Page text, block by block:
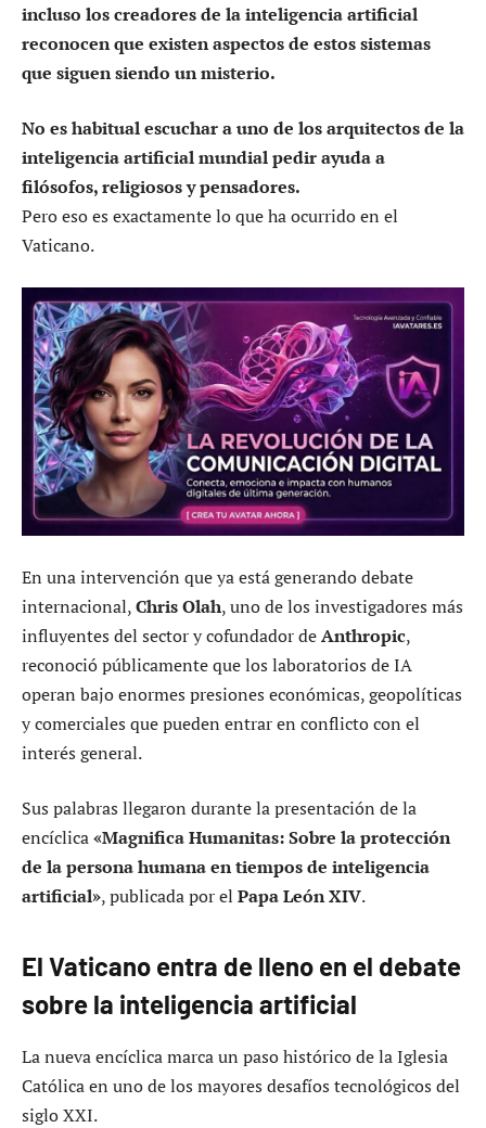
incluso los creadores de la inteligencia artificial
reconocen que existen aspectos de estos sistemas
que siguen siendo un misterio.
No es habitual escuchar a uno de los arquitectos de la
inteligencia artificial mundial pedir ayuda a
filósofos, religiosos y pensadores.
Pero eso es exactamente lo que ha ocurrido en el
Vaticano.
En una intervención que ya está generando debate
internacional,Chris Olah, uno de los investigadores más
influyentes del sector y cofundador deAnthropic,
reconoció públicamente que los laboratorios de IA
operan bajo enormes presiones económicas, geopolíticas
y comerciales que pueden entrar en conflicto con el
interés general.
Sus palabras llegaron durante la presentación de la
encíclica«Magnifica Humanitas: Sobre la protección
de la persona humana en tiempos de inteligencia
artificial», publicada por el Papa León XIV.
El Vaticano entra de lleno en el debate
sobre la inteligencia artificial
La nueva encíclica marca un paso histórico de la Iglesia
Católica en uno de los mayores desafíos tecnológicos del
siglo XXI.